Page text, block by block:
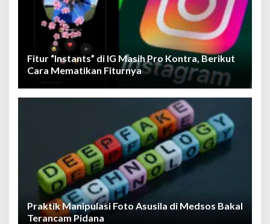
Fitur “Instants” di IG Masih Pro Kontra, Berikut
Cara Mematikan Fiturnya
Praktik Manipulasi Foto Asusila di Medsos Bakal
Terancam Pidana